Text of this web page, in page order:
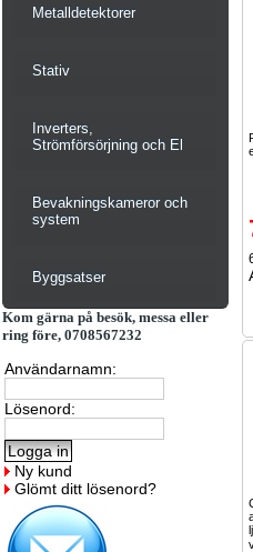
Metalldetektorer
Stativ
Inverters,
Strömförsörjning och El
Bevakningskameror och
system
Byggsatser
Kom gärna på besök, messa eller
ring före, 0708567232
Användarnamn:
Lösenord:
Ny kund
Glömt ditt lösenord?